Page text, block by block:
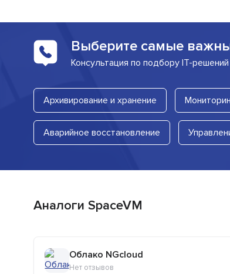
Выберите самые
Консультация по подбору IT-
Архивирование и хранение
Аварийное восстановление
Аналоги SpaceVM
Облако NGcloud
Нет отзывов